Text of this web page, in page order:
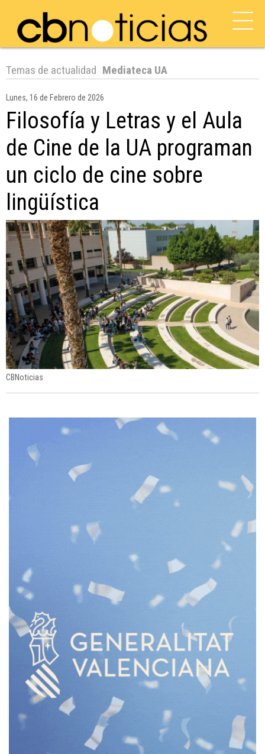
Temas de actualidad Mediateca UA
Lunes, 16 de Febrero de 2026
Filosofía y Letras y el Aula
de Cine de la UA programan
un ciclo de cine sobre
lingüística
CBNoticias